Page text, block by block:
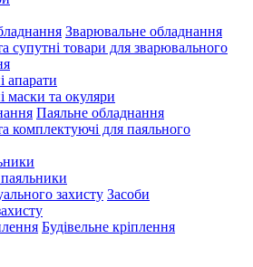
Зварювальне обладнання
супутні товари для зварювального
апарати
маски та окуляри
Паяльне обладнання
комплектуючі для паяльного
Засоби
Будівельне кріплення